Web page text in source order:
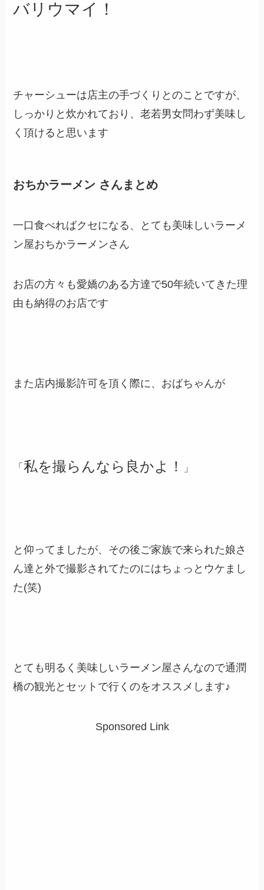
バリウマイ！
チャーシューは店主の手づくりとのことですが、
しっかりと炊かれており、老若男女問わず美味し
く頂けると思います
おちかラーメン さんまとめ
一口食べればクセになる、とても美味しいラーメ
ン屋おちかラーメンさん
お店の方々も愛嬌のある方達で50年続いてきた理
由も納得のお店です
また店内撮影許可を頂く際に、おばちゃんが
「私を撮らんなら良かよ！ 」
と仰ってましたが、その後ご家族で来られた娘さ
ん達と外で撮影されてたのにはちょっとウケまし
た(笑)
とても明るく美味しいラーメン屋さんなので通潤
橋の観光とセットで行くのをオススメします♪
Sponsored Link